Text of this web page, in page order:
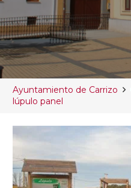
Ayuntamiento de Carrizo
lúpulo panel